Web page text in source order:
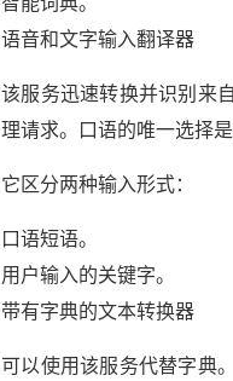
语音和文字输入翻译器
该服务迅速转换并识别来
理请求。口语的唯一选择
它区分两种输入形式：
口语短语。
用户输入的关键字。
带有字典的文本转换器
可以使用该服务代替字典